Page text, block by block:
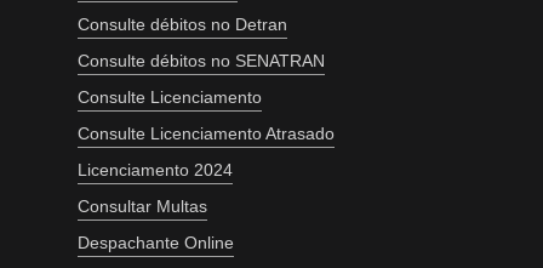
Consulte débitos no Detran
Consulte débitos no SENATRAN
Consulte Licenciamento
Consulte Licenciamento Atrasado
Licenciamento 2024
Consultar Multas
Despachante Online